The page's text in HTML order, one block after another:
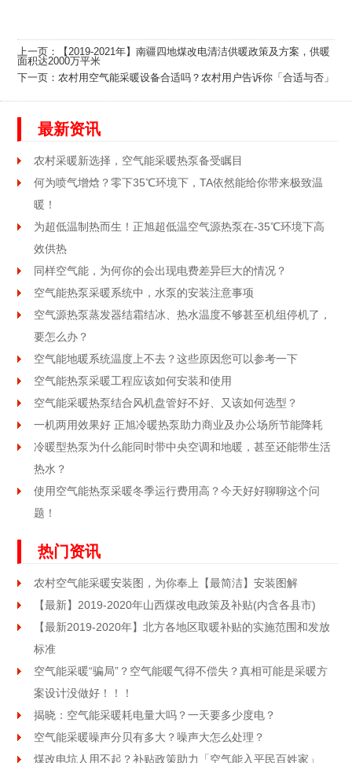
上一页：
【2019-2021年】南疆四地煤改电清洁供暖政策及方案，供暖
面积达2000万平米
下一页： 农村用空气能采暖设备合适吗？农村用户告诉你「合适与否」
最新资讯
农村采暖新选择，空气能采暖热泵备受瞩目
何为喷气增焓？零下35℃环境下，TA依然能给你带来极致温
暖！
为超低温制热而生！正旭超低温空气源热泵在-35℃环境下高
效供热
同样空气能，为何你的会出现电费差异巨大的情况？
空气能热泵采暖系统中，水泵的安装注意事项
空气源热泵蒸发器结霜结冰、热水温度不够甚至机组停机了，
要怎么办？
空气能地暖系统温度上不去？这些原因您可以参考一下
空气能热泵采暖工程应该如何安装和使用
空气能采暖热泵结合风机盘管好不好、又该如何选型？
一机两用效果好 正旭冷暖热泵助力商业及办公场所节能降耗
冷暖型热泵为什么能同时带中央空调和地暖，甚至还能带生活
热水？
使用空气能热泵采暖冬季运行费用高？今天好好聊聊这个问
题！
热门资讯
农村空气能采暖安装图，为你奉上【最简洁】安装图解
【最新】2019-2020年山西煤改电政策及补贴(内含各县市)
【最新2019-2020年】北方各地区取暖补贴的实施范围和发放
标准
空气能采暖“骗局”？空气能暖气得不偿失？真相可能是采暖方
案设计没做好！！！
揭晓：空气能采暖耗电量大吗？一天要多少度电？
空气能采暖噪声分贝有多大？噪声大怎么处理？
煤改电坑人用不起？补贴政策助力「空气能入平民百姓家」